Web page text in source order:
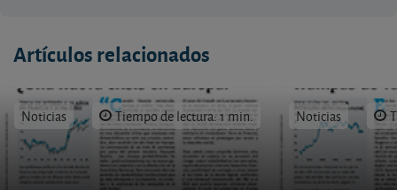
Artículos relacionados
Noticias Tiempo de lectura: 1 min. Noticias